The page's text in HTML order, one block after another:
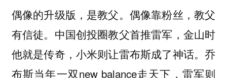
偶像的升级版，是教父。偶像靠粉丝，教父
有信徒。中国创投圈教父首推雷军，金山时
他就是传奇，小米则让雷布斯成了神话。乔
布斯当年一双new balance走天下，雷军则